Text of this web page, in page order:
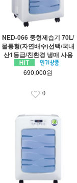
NED-066 중형제습기 70L/
물통형(자연배수)선택/국내
산1등급/친환경 냉매 사용
690,000원
0